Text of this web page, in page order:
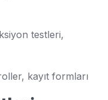
testleri,
kayıt formları